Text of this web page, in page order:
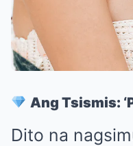
Ang Tsismis:
Dito na